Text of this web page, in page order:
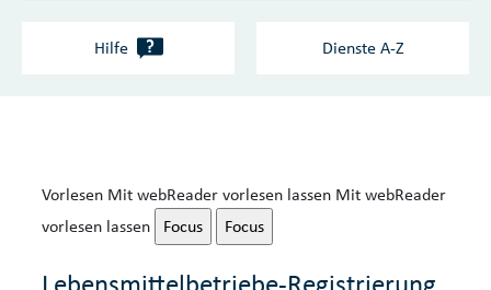
Hilfe ? Dienste A‑Z
Vorlesen Mit webReader vorlesen lassen Mit webReader
vorlesen lassen
Focus Focus